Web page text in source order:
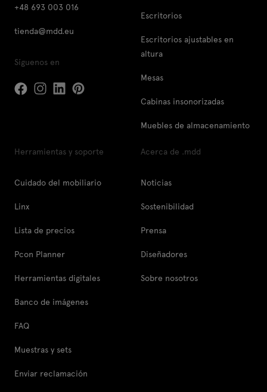
+48 693 003 016
tienda@mdd.eu
Síguenos en
Escritorios
Escritorios ajustables en
altura
Mesas
Cabinas insonorizadas
Muebles de almacenamiento
Herramientas y soporte
Cuidado del mobiliario
Linx
Lista de precios
Pcon Planner
Herramientas digitales
Banco de imágenes
FAQ
Muestras y sets
Enviar reclamación
Acerca de .mdd
Noticias
Sostenibilidad
Prensa
Diseñadores
Sobre nosotros